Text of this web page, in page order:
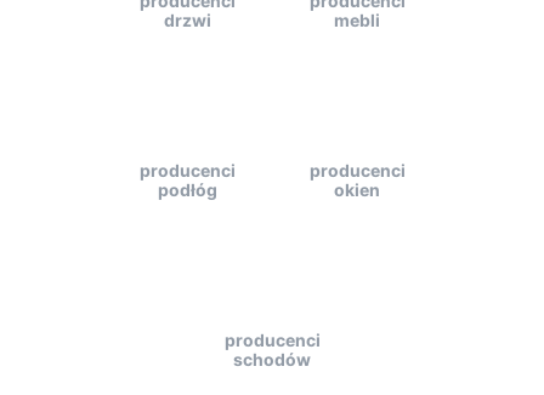
drzwi
mebli
producenci
podłóg
producenci
okien
producenci
schodów